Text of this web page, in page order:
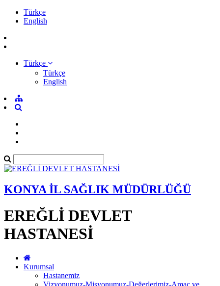
Türkçe
English
Türkçe
Türkçe
English
KONYA İL SAĞLIK MÜDÜRLÜĞÜ
EREĞLİ DEVLET
HASTANESİ
Kurumsal
Hastanemiz
Vizyonumuz-Misyonumuz-Değerlerimiz-Amaç ve